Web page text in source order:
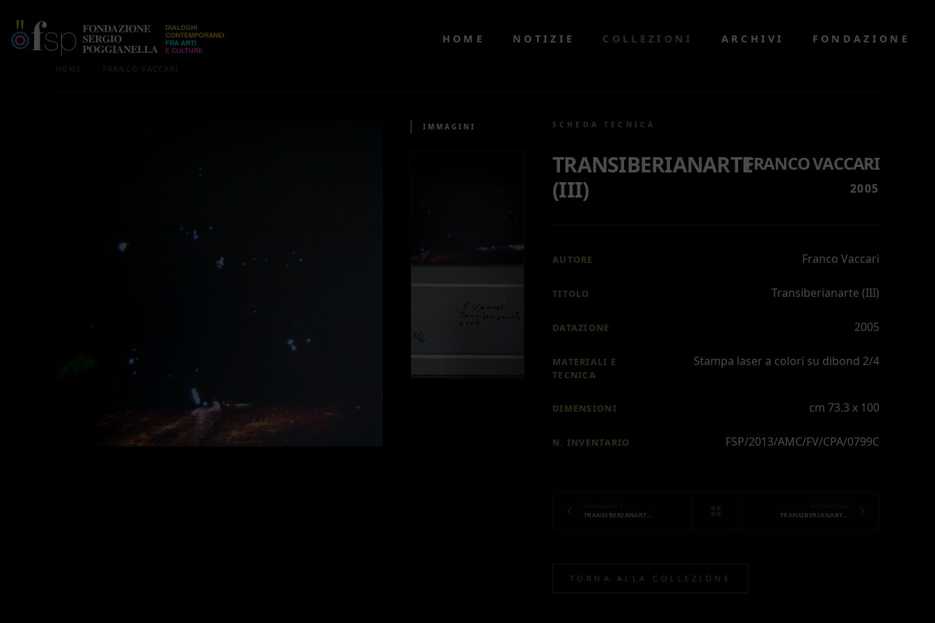
HOME NOTIZIE COLLEZIONI ARCHIVI FONDAZIONE
HOME FRANCO VACCARI
IMMAGINI SCHEDA TECNICA
TRANSIBERIANARTE
(III)
FRANCO VACCARI
2005
AUTORE Franco Vaccari
TITOLO Transiberianarte (III)
DATAZIONE 2005
MATERIALI E
TECNICA
Stampa laser a colori su dibond 2/4
DIMENSIONI cm 73.3 x 100
N. INVENTARIO FSP/2013/AMC/FV/CPA/0799C
TRANSIBERIANART… TRANSIBERIANART…
TORNA ALLA COLLEZIONE